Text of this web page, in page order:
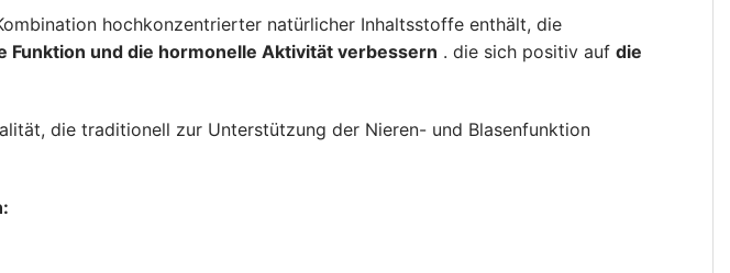
hochkonzentrierter natürlicher Inhaltsstoffe enthält, die
Funktion und die hormonelle Aktivität verbessern . die sich positiv auf die
die traditionell zur Unterstützung der Nieren- und Blasenfunktion